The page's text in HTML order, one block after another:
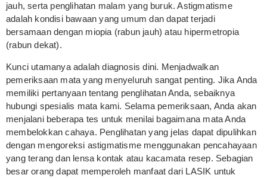
jauh, serta penglihatan malam yang buruk. Astigmatisme
adalah kondisi bawaan yang umum dan dapat terjadi
bersamaan dengan miopia (rabun jauh) atau hipermetropia
(rabun dekat).
Kunci utamanya adalah diagnosis dini. Menjadwalkan
pemeriksaan mata yang menyeluruh sangat penting. Jika Anda
memiliki pertanyaan tentang penglihatan Anda, sebaiknya
hubungi spesialis mata kami. Selama pemeriksaan, Anda akan
menjalani beberapa tes untuk menilai bagaimana mata Anda
membelokkan cahaya. Penglihatan yang jelas dapat dipulihkan
dengan mengoreksi astigmatisme menggunakan pencahayaan
yang terang dan lensa kontak atau kacamata resep. Sebagian
besar orang dapat memperoleh manfaat dari LASIK untuk